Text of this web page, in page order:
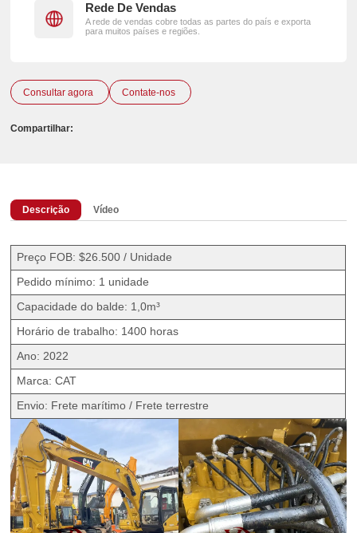
Rede De Vendas
A rede de vendas cobre todas as partes do país e exporta
para muitos países e regiões.
Consultar agora Contate-nos
Compartilhar:
Descrição Vídeo
Preço FOB: $26.500 / Unidade
Pedido mínimo: 1 unidade
Capacidade do balde: 1,0m³
Horário de trabalho: 1400 horas
Ano: 2022
Marca: CAT
Envio: Frete marítimo / Frete terrestre